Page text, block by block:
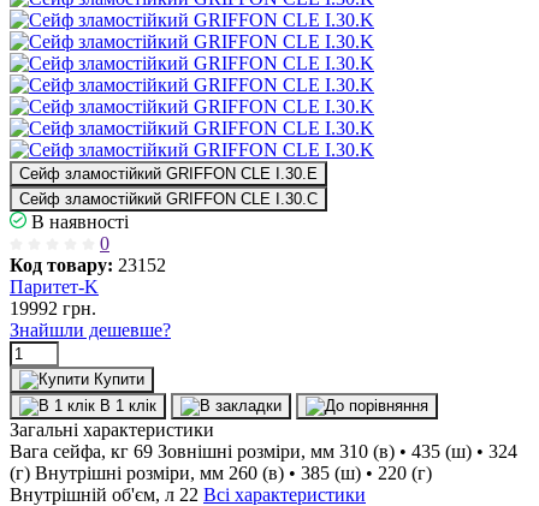
Сейф зламостійкий GRIFFON CLE I.30.E
Сейф зламостійкий GRIFFON CLE I.30.C
В наявності
0
Код товару: 23152
Паритет-K
19992 грн.
Знайшли дешевше?
Купити
В 1 клік
Загальні характеристики
Вага сейфа, кг 69 Зовнішні розміри, мм 310 (в) • 435 (ш) • 324
(г) Внутрішні розміри, мм 260 (в) • 385 (ш) • 220 (г)
Внутрішній об'єм, л 22 Всі характеристики